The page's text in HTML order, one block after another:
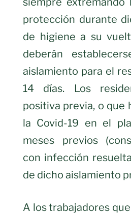
protección durante
de higiene a su
deberán
aislamiento para el
14 días. Los
positiva previa, o que
la Covid-19 en el
meses previos
con infección
de dicho aislamiento
A los trabajadores